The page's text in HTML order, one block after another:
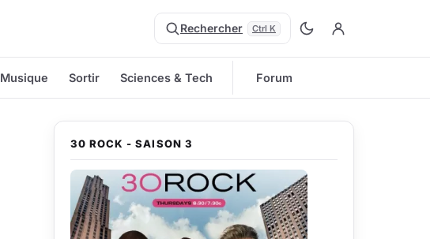
Rechercher Ctrl K
Musique Sortir Sciences & Tech Forum
30 ROCK - SAISON 3